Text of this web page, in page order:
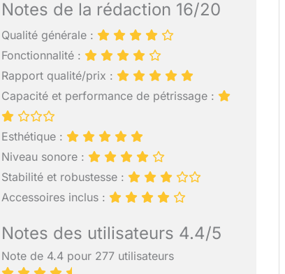
Notes de la rédaction 16/20
Qualité générale :
Fonctionnalité :
Rapport qualité/prix :
Capacité et performance de pétrissage :
Esthétique :
Niveau sonore :
Stabilité et robustesse :
Accessoires inclus :
Notes des utilisateurs 4.4/5
Note de 4.4 pour 277 utilisateurs